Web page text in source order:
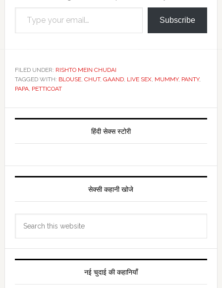
Type your email…
Subscribe
FILED UNDER: RISHTO MEIN CHUDAI
TAGGED WITH: BLOUSE, CHUT, GAAND, LIVE SEX, MUMMY, PANTY,
PAPA, PETTICOAT
Primary
हिंदी सेक्स स्टोरी
सेक्सी कहानी खोजे
नई चुदाई की कहानियाँ